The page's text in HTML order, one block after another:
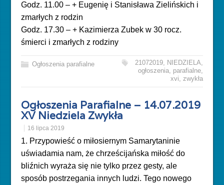
Godz. 11.00 – + Eugenię i Stanisława Zielińskich i
zmarłych z rodzin
Godz. 17.30 – + Kazimierza Zubek w 30 rocz.
śmierci i zmarłych z rodziny
Ogłoszenia parafialne 21072019, NIEDZIELA,
ogłoszenia, parafialne,
xvi, zwykła
Ogłoszenia Parafialne – 14.07.2019
XV Niedziela Zwykła
16 lipca 2019
1. Przypowieść o miłosiernym Samarytaninie
uświadamia nam, że chrześcijańska miłość do
bliźnich wyraża się nie tylko przez gesty, ale
sposób postrzegania innych ludzi. Tego nowego